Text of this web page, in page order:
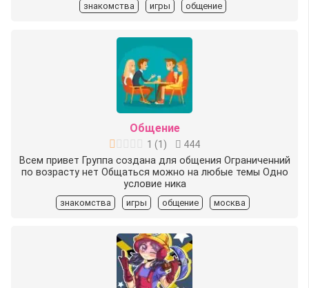
знакомства игры общение
Общение
1 (1 )
444
Всем привет Группа создана для общения Ограниченний
по возрасту нет Общаться можно на любые темы Одно
условие ника
знакомства игры общение москва